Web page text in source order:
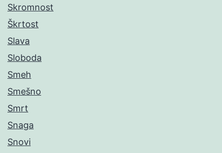
Skromnost
Škrtost
Slava
Sloboda
Smeh
Smešno
Smrt
Snaga
Snovi